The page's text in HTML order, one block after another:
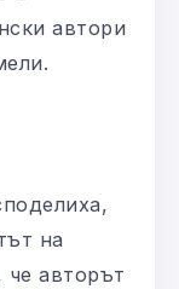
автори
на
авторът